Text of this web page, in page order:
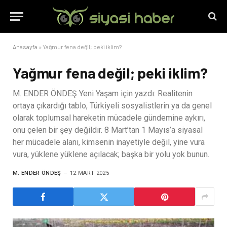
Anasayfa » Yağmur fena değil; peki iklim?
Yağmur fena değil; peki iklim?
M. ENDER ÖNDEŞ Yeni Yaşam için yazdı: Realitenin
ortaya çıkardığı tablo, Türkiyeli sosyalistlerin ya da genel
olarak toplumsal hareketin mücadele gündemine aykırı,
onu çelen bir şey değildir. 8 Mart’tan 1 Mayıs’a siyasal
her mücadele alanı, kimsenin inayetiyle değil, yine vura
vura, yüklene yüklene açılacak; başka bir yolu yok bunun.
M. ENDER ÖNDEŞ 12 MART 2025